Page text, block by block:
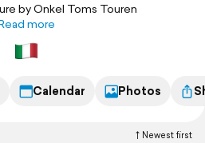
by Onkel Toms Touren
more
Calendar Photos
Newest first